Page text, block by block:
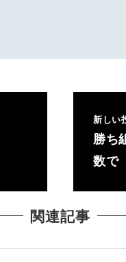
新しい
勝ち
数で
関連記事